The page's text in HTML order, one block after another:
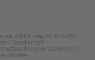
AWMF-Reg.-Nr. 015-062
Gesellschaft-
Tabellen/01-
10tsd-je-